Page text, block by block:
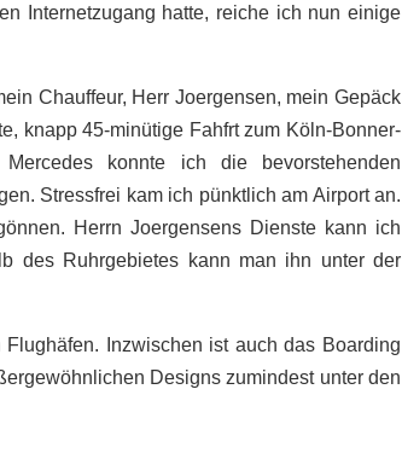
Internetzugang hatte, reiche ich nun einige
Chauffeur, Herr Joergensen, mein Gepäck
knapp 45-minütige Fahfrt zum Köln-Bonner-
konnte ich die bevorstehenden
Stressfrei kam ich pünktlich am Airport an.
Herrn Joergensens Dienste kann ich
des Ruhrgebietes kann man ihn unter der
Inzwischen ist auch das Boarding
Designs zumindest unter den